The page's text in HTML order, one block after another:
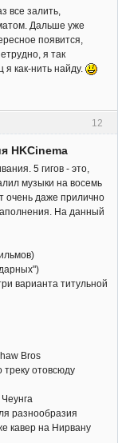
все залить,
Дальше уже
появится,
я так
как-нить найду.
12
HKCinema
5 гигов - это,
музыки на восемь
очень даже прилично
На данный
варианта титульной
Bros
треку отовсюду
разнообразия
кавер на Нирвану